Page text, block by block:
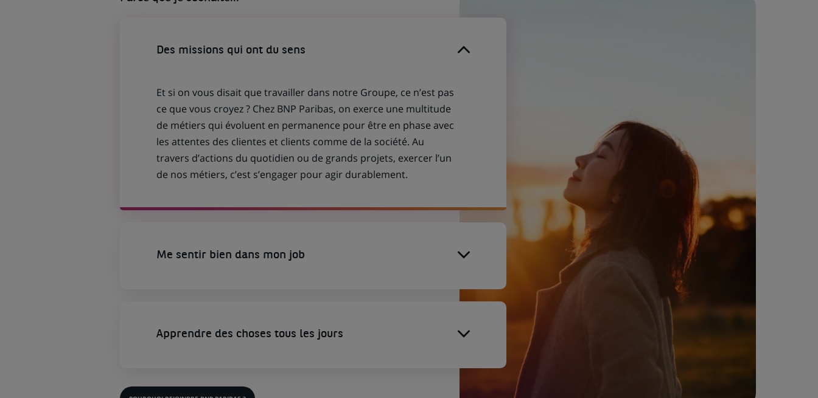
Des missions qui ont du sens
Et si on vous disait que travailler dans notre Groupe, ce n’est pas
ce que vous croyez ? Chez BNP Paribas, on exerce une multitude
de métiers qui évoluent en permanence pour être en phase avec
les attentes des clientes et clients comme de la société. Au
travers d’actions du quotidien ou de grands projets, exercer l’un
de nos métiers, c’est s’engager pour agir durablement.
Me sentir bien dans mon job
Apprendre des choses tous les jours